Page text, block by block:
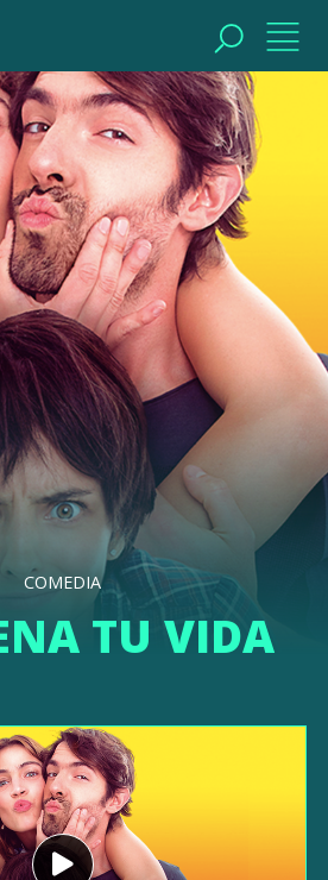
BUSCAR
COMEDIA
TU VIDA